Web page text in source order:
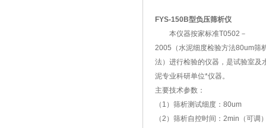
FYS-150B型负压筛析仪
本仪器按家标准T0502－
2005（水泥细度检验方法80um筛
法）进行检验的仪器，是试验室及
泥专业科研单位*仪器。
主要技术参数：
（1）筛析测试细度：80um
（2）筛析自控时间：2min（可调